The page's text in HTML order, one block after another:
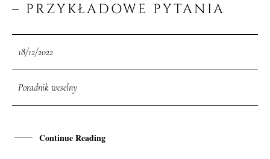
– PRZYKŁADOWE PYTANIA
18/12/2022
Poradnik weselny
Continue Reading